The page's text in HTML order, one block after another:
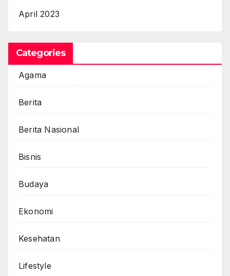
April 2023
Categories
Agama
Berita
Berita Nasional
Bisnis
Budaya
Ekonomi
Kesehatan
Lifestyle